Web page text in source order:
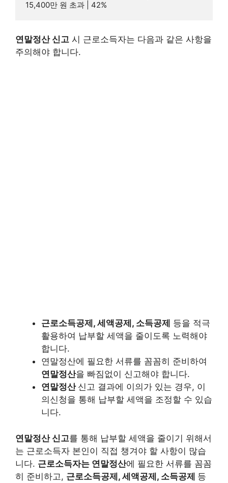
연말정산 신고 시 근로소득자는 다음과 같은 사항을
주의해야 합니다.
근로소득공제, 세액공제, 소득공제 등을 적극
활용하여 납부할 세액을 줄이도록 노력해야
합니다.
연말정산에 필요한 서류를 꼼꼼히 준비하여
연말정산을 빠짐없이 신고해야 합니다.
연말정산 신고 결과에 이의가 있는 경우, 이
의신청을 통해 납부할 세액을 조정할 수 있습
니다.
연말정산 신고를 통해 납부할 세액을 줄이기 위해서
는 근로소득자 본인이 직접 챙겨야 할 사항이 많습
니다. 근로소득자는 연말정산에 필요한 서류를 꼼꼼
히 준비하고, 근로소득공제, 세액공제, 소득공제 등